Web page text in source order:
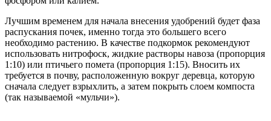
Лучшим временем для начала внесения удобрений будет фаза
распускания почек, именно тогда это большего всего
необходимо растению. В качестве подкормок рекомендуют
использовать нитрофоск, жидкие растворы навоза (пропорция
1:10) или птичьего помета (пропорция 1:15). Вносить их
требуется в почву, расположенную вокруг деревца, которую
сначала следует взрыхлить, а затем покрыть слоем компоста
(так называемой «мульчи»).